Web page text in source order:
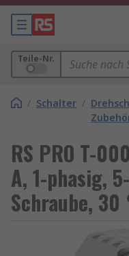
Teile-Nr.
/ Schalter /
RS PRO T-
A, 1-phasig,
Schraube,